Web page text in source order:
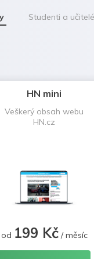
Studenti a učitelé
HN mini
Veškerý obsah webu
HN.cz
od 199 Kč/ měsíc